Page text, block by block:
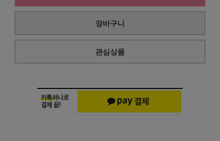
장바구니
관심상품